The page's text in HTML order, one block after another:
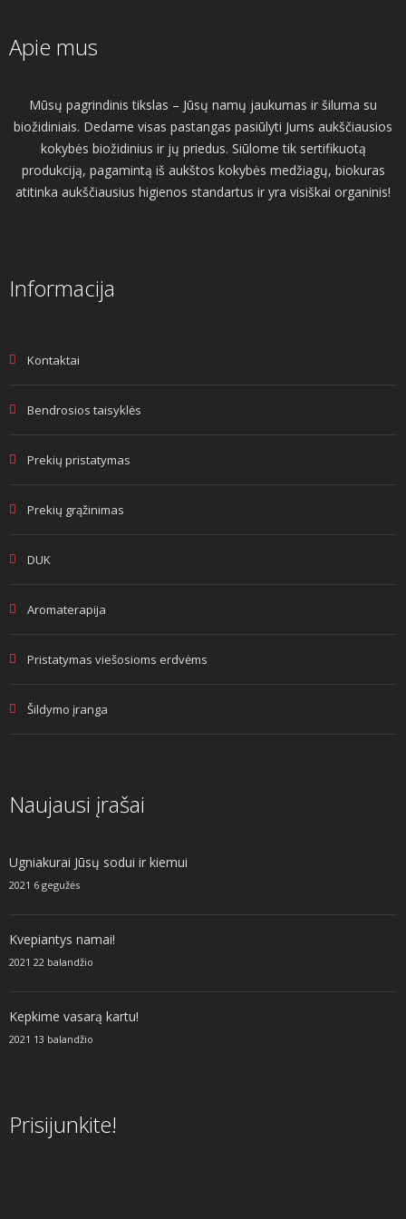
Apie mus
Mūsų pagrindinis tikslas – Jūsų namų jaukumas ir šiluma su
biožidiniais. Dedame visas pastangas pasiūlyti Jums aukščiausios
kokybės biožidinius ir jų priedus. Siūlome tik sertifikuotą
produkciją, pagamintą iš aukštos kokybės medžiagų, biokuras
atitinka aukščiausius higienos standartus ir yra visiškai organinis!
Informacija
Kontaktai
Bendrosios taisyklės
Prekių pristatymas
Prekių grąžinimas
DUK
Aromaterapija
Pristatymas viešosioms erdvėms
Šildymo įranga
Naujausi įrašai
Ugniakurai Jūsų sodui ir kiemui
2021 6 gegužės
Kvepiantys namai!
2021 22 balandžio
Kepkime vasarą kartu!
2021 13 balandžio
Prisijunkite!